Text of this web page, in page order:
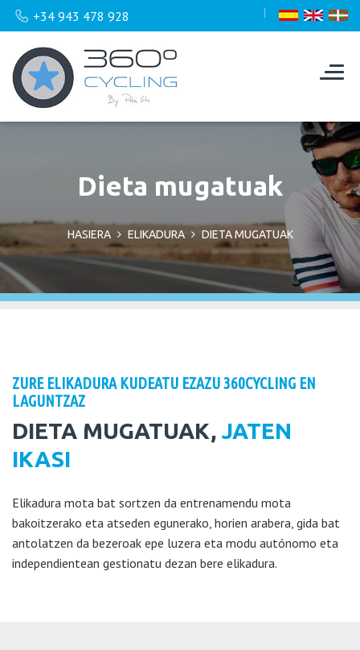
+34 943 478 928
Dieta mugatuak
HASIERA ELIKADURA DIETA MUGATUAK
ZURE ELIKADURA KUDEATU EZAZU 360CYCLING EN
LAGUNTZAZ
DIETA MUGATUAK, JATEN
IKASI
Elikadura mota bat sortzen da entrenamendu mota
bakoitzerako eta atseden egunerako, horien arabera, gida bat
antolatzen da bezeroak epe luzera eta modu autónomo eta
independientean gestionatu dezan bere elikadura.